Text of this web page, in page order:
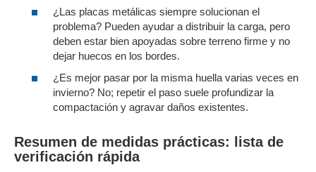
¿Las placas metálicas siempre solucionan el
problema? Pueden ayudar a distribuir la carga, pero
deben estar bien apoyadas sobre terreno firme y no
dejar huecos en los bordes.
¿Es mejor pasar por la misma huella varias veces en
invierno? No; repetir el paso suele profundizar la
compactación y agravar daños existentes.
Resumen de medidas prácticas: lista de
verificación rápida